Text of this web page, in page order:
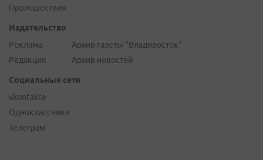
Происшествия
Издательство
Реклама
Редакция
Архив газеты "Владивосток"
Архив новостей
Социальные сети
vkontakte
Одноклассники
Телеграм